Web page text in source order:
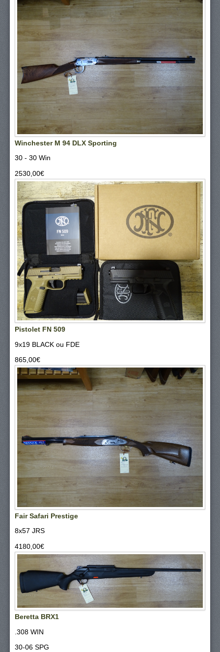
Winchester M 94 DLX Sporting
30 - 30 Win
2530,00‎€
Pistolet FN 509
9x19 BLACK ou FDE
865,00‎€
Fair Safari Prestige
8x57 JRS
4180,00‎€
Beretta BRX1
.308 WIN
30-06 SPG